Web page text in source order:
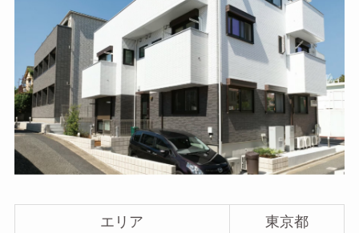
エリア 東京都